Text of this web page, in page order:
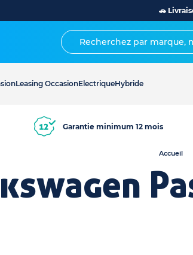
🚗
Leasing OccasionElectriqueHybride
Garantie minimum 12 mois
Accueil